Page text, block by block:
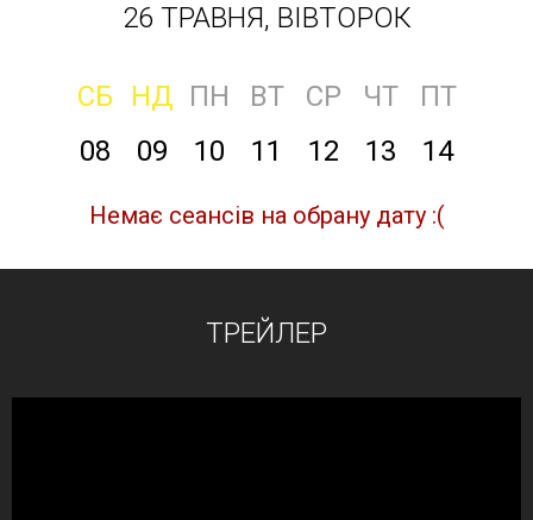
26 ТРАВНЯ, ВІВТОРОК
СБ НД ПН ВТ СР ЧТ
ПТ
08
09 10 11 12 13 14
Немає сеансів на обрану дату :(
ТРЕЙЛЕР